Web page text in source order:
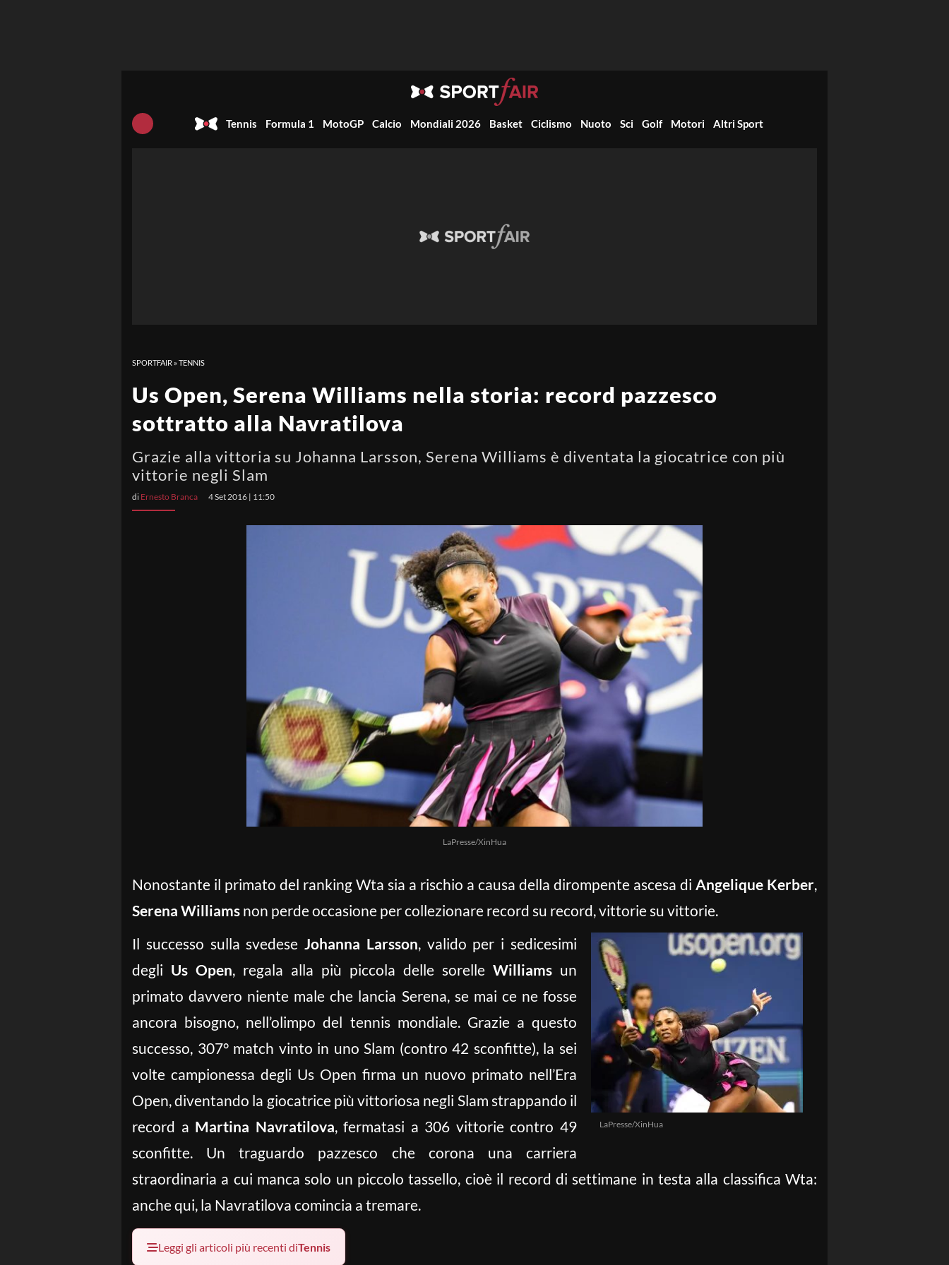
Tennis Formula 1 MotoGP Calcio Mondiali 2026 Basket Ciclismo Nuoto Sci Golf Motori Altri Sport
SPORTFAIR »TENNIS
Us Open, Serena Williams nella storia: record pazzesco
sottratto alla Navratilova
Grazie alla vittoria su Johanna Larsson, Serena Williams è diventata la giocatrice con più
vittorie negli Slam
di Ernesto Branca 4 Set 2016 | 11:50
LaPresse/XinHua
Nonostante il primato del ranking Wta sia a rischio a causa della dirompente ascesa di Angelique Kerber,
Serena Williams non perde occasione per collezionare record su record, vittorie su vittorie.
LaPresse/XinHua
Il successo sulla svedeseJohanna Larsson, valido per i sedicesimi
degli Us Open, regala alla più piccola delle sorelle Williams un
primato davvero niente male che lancia Serena, se mai ce ne fosse
ancora bisogno, nell’olimpo del tennis mondiale. Grazie a questo
successo, 307° match vinto in uno Slam (contro 42 sconfitte), la sei
volte campionessa degli Us Open firma un nuovo primato nell’Era
Open, diventando la giocatrice più vittoriosa negli Slam strappando il
record a Martina Navratilova, fermatasi a 306 vittorie contro 49
sconfitte. Un traguardo pazzesco che corona una carriera
straordinaria a cui manca solo un piccolo tassello, cioè il record di settimane in testa alla classifica Wta:
anche qui, la Navratilova comincia a tremare.
Leggi gli articoli più recenti diTennis